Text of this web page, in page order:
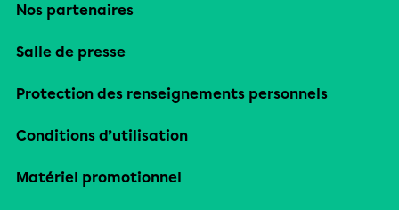
Nos partenaires
Salle de presse
Protection des renseignements personnels
Conditions d’utilisation
Matériel promotionnel